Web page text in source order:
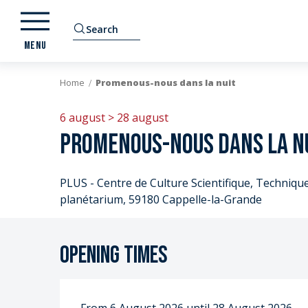
Aller
contenu
Search
MENU
Home Promenous-nous dans la nuit
6 august > 28 august
Promenous-nous dans la
PLUS - Centre de Culture Scientifique,
planétarium, 59180 Cappelle-la-Grande
Opening times